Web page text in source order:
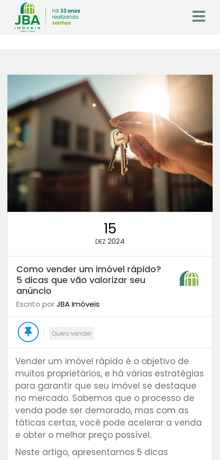
15
DEZ 2024
Como vender um imóvel rápido?
5 dicas que vão valorizar seu
anúncio
Escrito porJBA Imóveis
Quero vender
Vender um imóvel rápido é o objetivo de
muitos proprietários, e há várias estratégias
para garantir que seu imóvel se destaque
no mercado. Sabemos que o processo de
venda pode ser demorado, mas com as
táticas certas, você pode acelerar a venda
e obter o melhor preço possível.
Neste artigo, apresentamos 5 dicas